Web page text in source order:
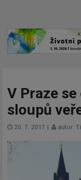
V Praze
sloupů
20. 7. 2017 | autor: